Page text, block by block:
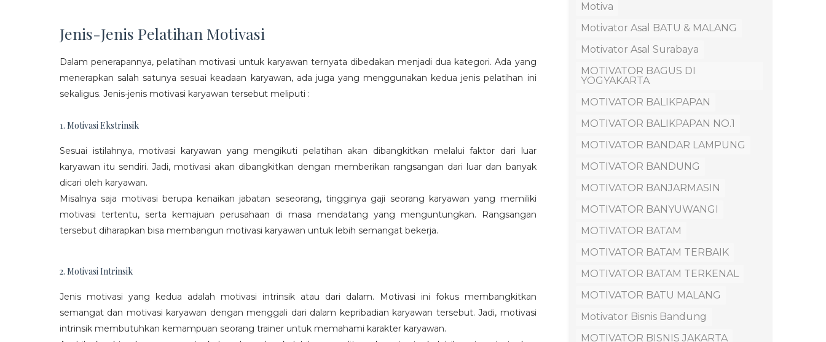
Jenis-Jenis Pelatihan Motivasi
Dalam penerapannya, pelatihan motivasi untuk karyawan ternyata dibedakan menjadi dua kategori. Ada yang
menerapkan salah satunya sesuai keadaan karyawan, ada juga yang menggunakan kedua jenis pelatihan ini
sekaligus. Jenis-jenis motivasi karyawan tersebut meliputi :
1. Motivasi Ekstrinsik
Sesuai istilahnya, motivasi karyawan yang mengikuti pelatihan akan dibangkitkan melalui faktor dari luar
karyawan itu sendiri. Jadi, motivasi akan dibangkitkan dengan memberikan rangsangan dari luar dan banyak
dicari oleh karyawan.
Misalnya saja motivasi berupa kenaikan jabatan seseorang, tingginya gaji seorang karyawan yang memiliki
motivasi tertentu, serta kemajuan perusahaan di masa mendatang yang menguntungkan. Rangsangan
tersebut diharapkan bisa membangun motivasi karyawan untuk lebih semangat bekerja.
2. Motivasi Intrinsik
Jenis motivasi yang kedua adalah motivasi intrinsik atau dari dalam. Motivasi ini fokus membangkitkan
semangat dan motivasi karyawan dengan menggali dari dalam kepribadian karyawan tersebut. Jadi, motivasi
intrinsik membutuhkan kemampuan seorang trainer untuk memahami karakter karyawan.
Motiva
Motivator Asal BATU & MALANG
Motivator Asal Surabaya
MOTIVATOR BAGUS DI
YOGYAKARTA
MOTIVATOR BALIKPAPAN
MOTIVATOR BALIKPAPAN NO.1
MOTIVATOR BANDAR LAMPUNG
MOTIVATOR BANDUNG
MOTIVATOR BANJARMASIN
MOTIVATOR BANYUWANGI
MOTIVATOR BATAM
MOTIVATOR BATAM TERBAIK
MOTIVATOR BATAM TERKENAL
MOTIVATOR BATU MALANG
Motivator Bisnis Bandung
MOTIVATOR BISNIS JAKARTA